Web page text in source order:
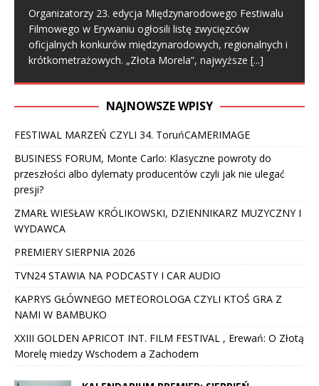
Organizatorzy 23. edycja Międzynarodowego Festiwalu
Filmowego w Erywaniu ogłosili listę zwycięzców
oficjalnych konkurów międzynarodowych, regionalnych i
krótkometrażowych. „Złota Morela”, najwyższe [...]
NAJNOWSZE WPISY
FESTIWAL MARZEŃ CZYLI 34. ToruńCAMERIMAGE
BUSINESS FORUM, Monte Carlo: Klasyczne powroty do
przeszłości albo dylematy producentów czyli jak nie ulegać
presji?
ZMARŁ WIESŁAW KRÓLIKOWSKI, DZIENNIKARZ MUZYCZNY I
WYDAWCA
PREMIERY SIERPNIA 2026
TVN24 STAWIA NA PODCASTY I CAR AUDIO
KAPRYS GŁÓWNEGO METEOROLOGA CZYLI KTOŚ GRA Z
NAMI W BAMBUKO
XXIII GOLDEN APRICOT INT. FILM FESTIVAL , Erewań: O Złotą
Morelę miedzy Wschodem a Zachodem